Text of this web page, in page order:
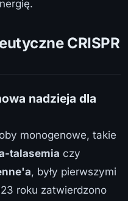
CRISPR
nadzieja dla
monogenowe, takie
talasemia czy
, były pierwszymi
roku zatwierdzono